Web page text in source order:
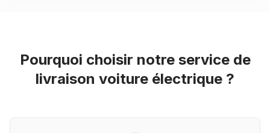
Pourquoi choisir notre service de
livraison voiture électrique ?